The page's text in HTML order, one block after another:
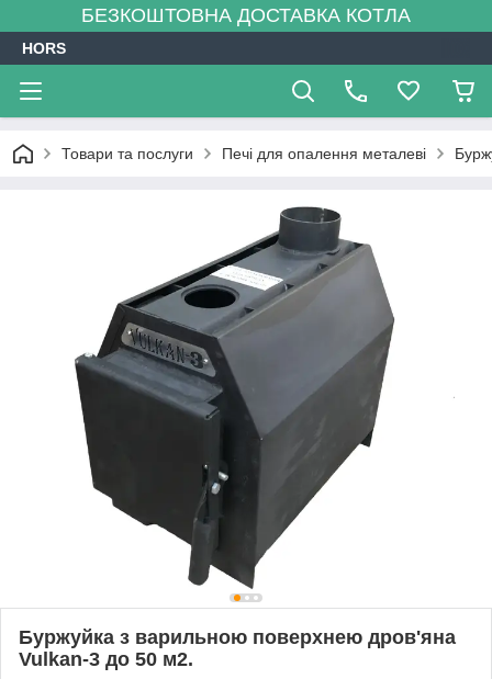
БЕЗКОШТОВНА ДОСТАВКА КОТЛА
HORS
Товари та послуги Печі для опалення металеві
Буржуйка з варильною поверхнею дров'яна
Vulkan-3 до 50 м2.